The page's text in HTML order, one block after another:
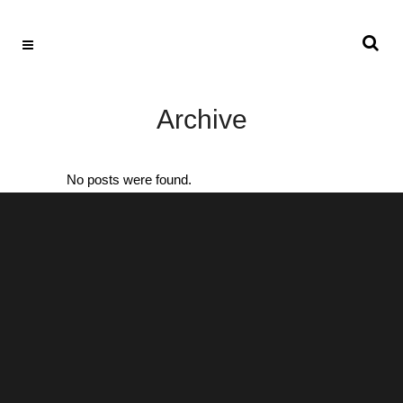
Archive
No posts were found.